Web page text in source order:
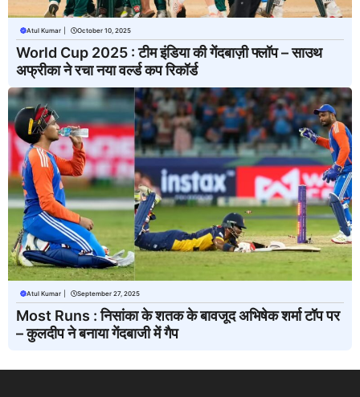
Atul Kumar October 10, 2025
World Cup 2025 : टीम इंडिया की गेंदबाज़ी फ्लॉप – साउथ
अफ्रीका ने रचा नया वर्ल्ड कप रिकॉर्ड
Atul Kumar September 27, 2025
Most Runs : निसांका के शतक के बावजूद अभिषेक शर्मा टॉप पर
– कुलदीप ने बनाया गेंदबाजी में गैप